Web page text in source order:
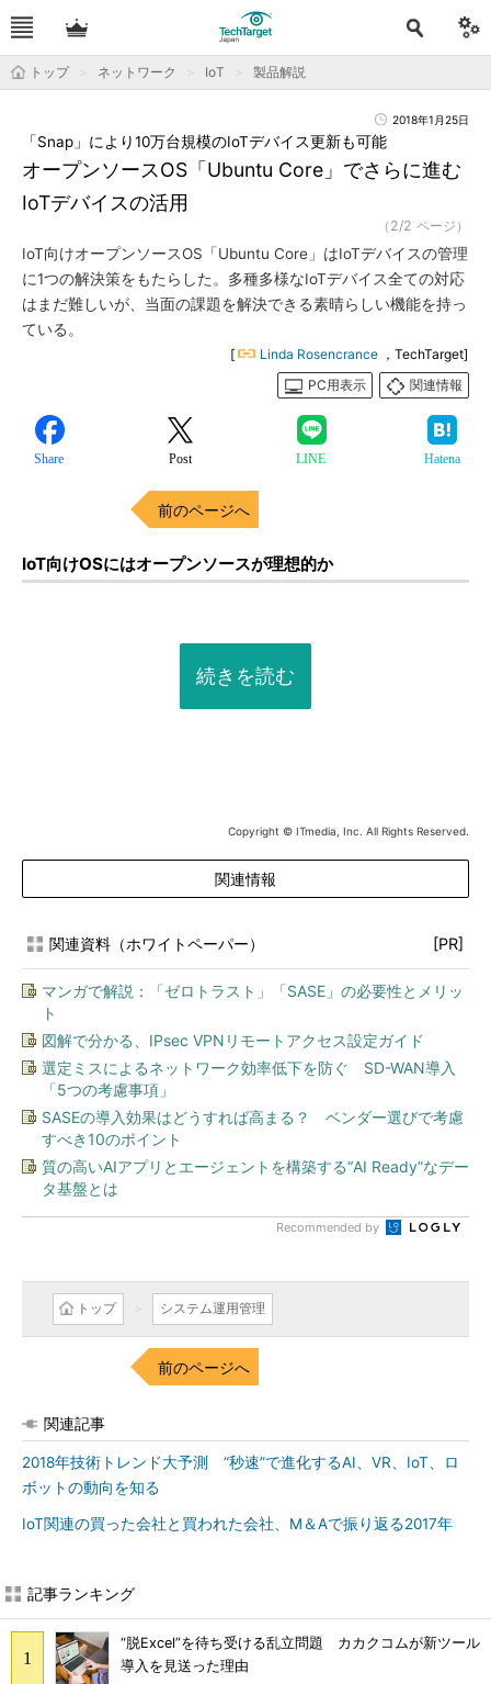
トップ ネットワーク IoT 製品解説
2018年1月25日
オープンソースOS「Ubuntu Core」でさらに進む
IoTデバイスの活用
「Snap」により10万台規模のIoTデバイス更新も可能
（2/2 ページ）
IoT向けオープンソースOS「Ubuntu Core」はIoTデバイスの管理
に1つの解決策をもたらした。多種多様なIoTデバイス全ての対応
はまだ難しいが、当面の課題を解決できる素晴らしい機能を持っ
ている。
[ Linda Rosencrance ，TechTarget]
PC用表示
関連情報
Share Post LINE Hatena
前のページへ
IoT向けOSにはオープンソースが理想的か
続きを読む
Copyright © ITmedia, Inc. All Rights Reserved.
関連情報
関連資料（ホワイトペーパー） [PR]
マンガで解説：「ゼロトラスト」「SASE」の必要性とメリッ
ト
図解で分かる、IPsec VPNリモートアクセス設定ガイド
選定ミスによるネットワーク効率低下を防ぐ SD-WAN導入
「5つの考慮事項」
SASEの導入効果はどうすれば高まる？ ベンダー選びで考慮
すべき10のポイント
質の高いAIアプリとエージェントを構築する“AI Ready”なデー
タ基盤とは
Recommended by
トップ システム運用管理
前のページへ
関連記事
2018年技術トレンド大予測 “秒速”で進化するAI、VR、IoT、ロ
ボットの動向を知る
IoT関連の買った会社と買われた会社、M＆Aで振り返る2017年
記事ランキング
“脱Excel”を待ち受ける乱立問題 カカクコムが新ツール
導入を見送った理由